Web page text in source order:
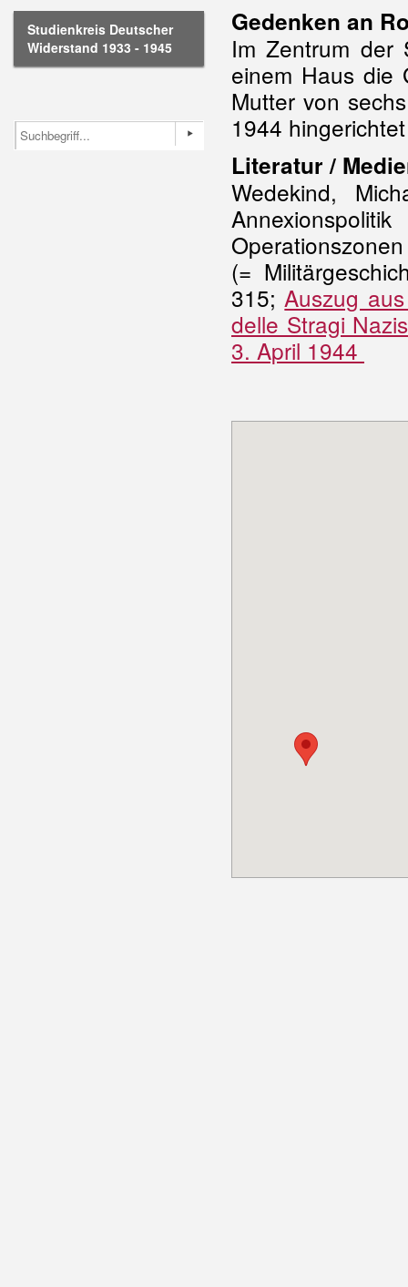
Studienkreis Deutscher
Widerstand 1933 - 1945
Gedenken an
Im Zentrum der
einem Haus die
Mutter von
1944
Literatur /
Wedekind,
(=
315;Auszug
delle Stragi
3. April 1944